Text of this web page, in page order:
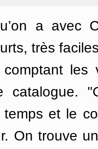
a avec
très
catalogue.
et le
On trouve